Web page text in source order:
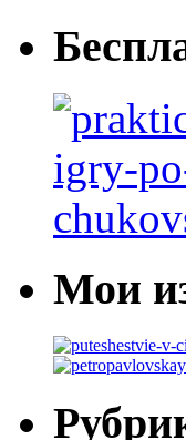
Мои